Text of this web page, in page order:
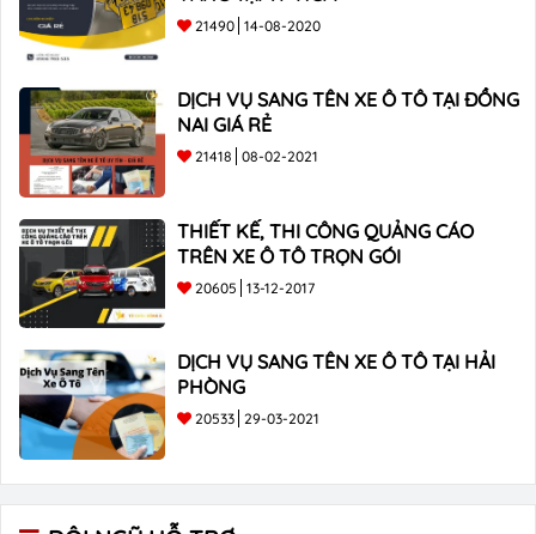
21490 14-08-2020
DỊCH VỤ SANG TÊN XE Ô TÔ TẠI ĐỒNG
NAI GIÁ RẺ
21418 08-02-2021
THIẾT KẾ, THI CÔNG QUẢNG CÁO
TRÊN XE Ô TÔ TRỌN GÓI
20605 13-12-2017
DỊCH VỤ SANG TÊN XE Ô TÔ TẠI HẢI
PHÒNG
20533 29-03-2021